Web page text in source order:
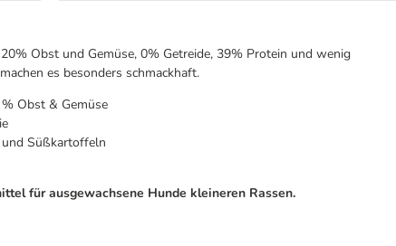
Obst und Gemüse, 0% Getreide, 39% Protein und wenig
es besonders schmackhaft.
Obst & Gemüse
Süßkartoffeln
für ausgewachsene Hunde kleineren Rassen.